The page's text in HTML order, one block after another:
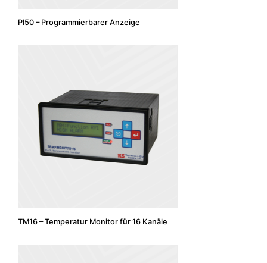
PI50 – Programmierbarer Anzeige
TM16 – Temperatur Monitor für 16 Kanäle